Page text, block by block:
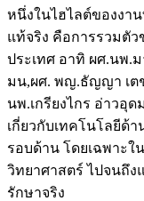
หนึ่งในไฮไลต์ของงา
แท้จริง คือการรวมตั
ประเทศ อาทิ ผศ.นพ.ม
มน,ผศ. พญ.ธัญญา เต
นพ.เกรียงไกร อ่าวอุด
เกี่ยวกับเทคโนโลยีด้า
รอบด้าน โดยเฉพาะ
วิทยาศาสตร์ ไปจนถึง
รักษาจริง